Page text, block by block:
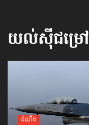
យល់ស៊ីជម្រៅ
ដំណឹង